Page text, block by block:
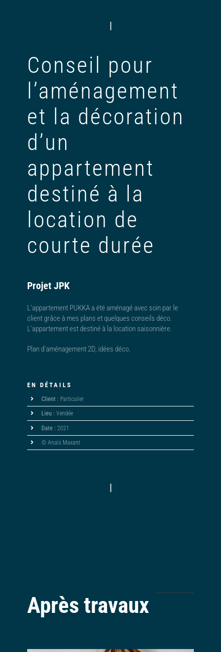
|
Conseil pour
l’aménagement
et la décoration
d’un
appartement
destiné à la
location de
courte durée
Projet JPK
L’appartement PUKKA a été aménagé avec soin par le
client grâce à mes plans et quelques conseils déco.
L’appartement est destiné à la location saisonnière.
Plan d’aménagement 2D, idées déco.
EN DÉTAILS
Client : Particulier
Lieu : Vendée
Date : 2021
© Anaïs Maxant
|
Après travaux